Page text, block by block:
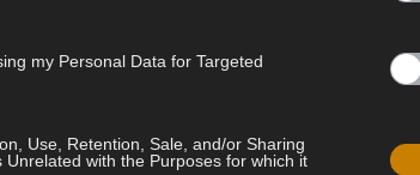
my Personal Data for Targeted
Use, Retention, Sale, and/or Sharing
with the Purposes for which it